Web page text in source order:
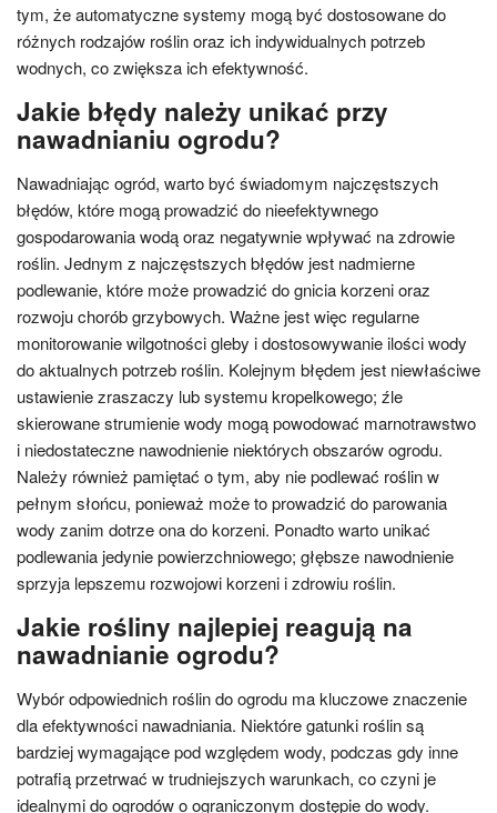
tym, że automatyczne systemy mogą być dostosowane do
różnych rodzajów roślin oraz ich indywidualnych potrzeb
wodnych, co zwiększa ich efektywność.
Jakie błędy należy unikać przy
nawadnianiu ogrodu?
Nawadniając ogród, warto być świadomym najczęstszych
błędów, które mogą prowadzić do nieefektywnego
gospodarowania wodą oraz negatywnie wpływać na zdrowie
roślin. Jednym z najczęstszych błędów jest nadmierne
podlewanie, które może prowadzić do gnicia korzeni oraz
rozwoju chorób grzybowych. Ważne jest więc regularne
monitorowanie wilgotności gleby i dostosowywanie ilości wody
do aktualnych potrzeb roślin. Kolejnym błędem jest niewłaściwe
ustawienie zraszaczy lub systemu kropelkowego; źle
skierowane strumienie wody mogą powodować marnotrawstwo
i niedostateczne nawodnienie niektórych obszarów ogrodu.
Należy również pamiętać o tym, aby nie podlewać roślin w
pełnym słońcu, ponieważ może to prowadzić do parowania
wody zanim dotrze ona do korzeni. Ponadto warto unikać
podlewania jedynie powierzchniowego; głębsze nawodnienie
sprzyja lepszemu rozwojowi korzeni i zdrowiu roślin.
Jakie rośliny najlepiej reagują na
nawadnianie ogrodu?
Wybór odpowiednich roślin do ogrodu ma kluczowe znaczenie
dla efektywności nawadniania. Niektóre gatunki roślin są
bardziej wymagające pod względem wody, podczas gdy inne
potrafią przetrwać w trudniejszych warunkach, co czyni je
idealnymi do ogrodów o ograniczonym dostępie do wody.